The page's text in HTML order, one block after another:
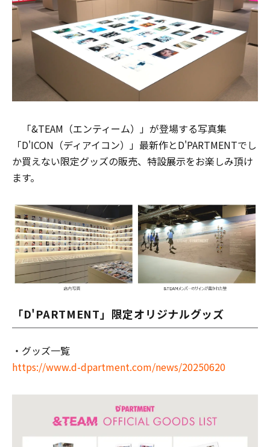
「&TEAM（エンティーム）」が登場する写真集
「D'ICON（ディアイコン）」最新作とD'PARTMENTでし
か買えない限定グッズの販売、特設展示をお楽しみ頂け
ます。
「D'PARTMENT」限定オリジナルグッズ
・グッズ一覧
https://www.d-dpartment.com/news/20250620